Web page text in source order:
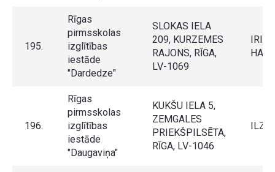
195.
Rīgas
pirmsskolas
izglītības
iestāde
"Dardedze"
SLOKAS IELA
209, KURZEMES
RAJONS, RĪGA,
LV-1069
IRINA
196.
Rīgas
pirmsskolas
izglītības
iestāde
"Daugaviņa"
KUKŠU IELA 5,
ZEMGALES
PRIEKŠPILSĒTA,
RĪGA, LV-1046
ILZE